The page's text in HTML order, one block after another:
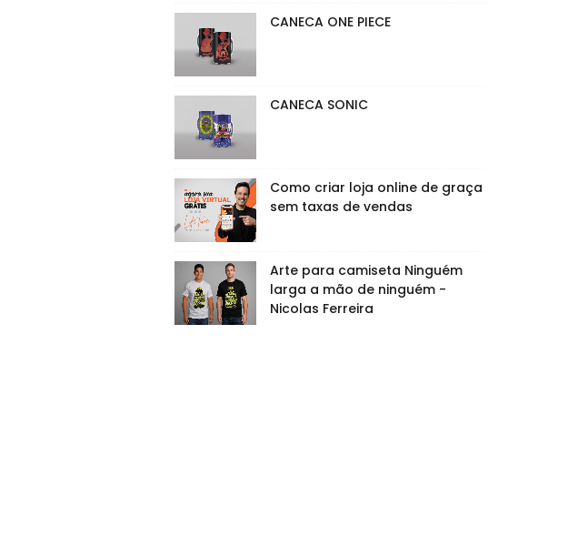
CANECA ONE PIECE
CANECA SONIC
Como criar loja online de graça
sem taxas de vendas
Arte para camiseta Ninguém
larga a mão de ninguém -
Nicolas Ferreira